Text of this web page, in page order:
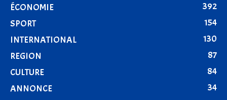
ÉCONOMIE
392
SPORT
154
INTERNATIONAL
130
REGION
87
CULTURE
84
ANNONCE
34